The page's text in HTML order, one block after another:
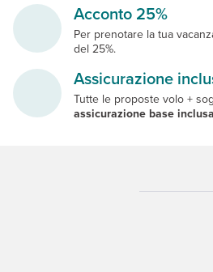
Acconto 25%
Per prenotare la tua
del 25%.
Assicurazione
Tutte le proposte volo +
assicurazione base